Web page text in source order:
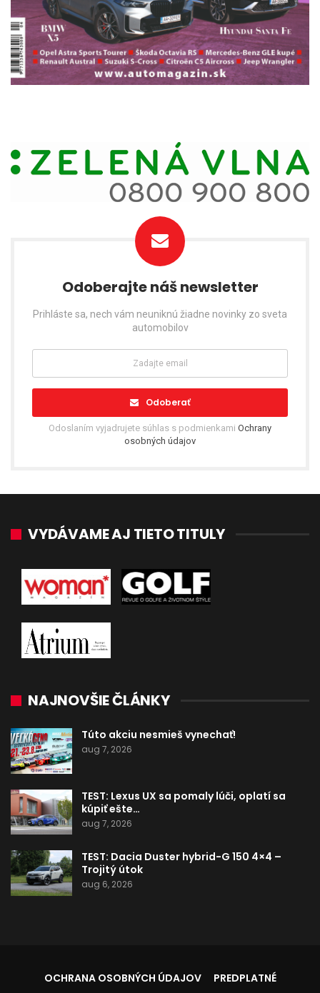
Odoberajte náš newsletter
Prihláste sa, nech vám neuniknú žiadne novinky zo sveta
automobilov
Odoberať
Odoslaním vyjadrujete súhlas s podmienkami Ochrany
osobných údajov
VYDÁVAME AJ TIETO TITULY
NAJNOVŠIE ČLÁNKY
Túto akciu nesmieš vynechať!
aug 7, 2026
TEST: Lexus UX sa pomaly lúči, oplatí sa
kúpiť ešte…
aug 7, 2026
TEST: Dacia Duster hybrid-G 150 4×4 –
Trojitý útok
aug 6, 2026
OCHRANA OSOBNÝCH ÚDAJOV
PREDPLATNÉ